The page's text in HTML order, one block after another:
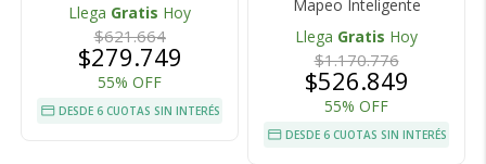
Llega Gratis Hoy
$621.664
$279.749
55% OFF
DESDE 6 CUOTAS SIN INTERÉS
Mapeo Inteligente
Llega Gratis Hoy
$1.170.776
$526.849
55% OFF
DESDE 6 CUOTAS SIN INTERÉS